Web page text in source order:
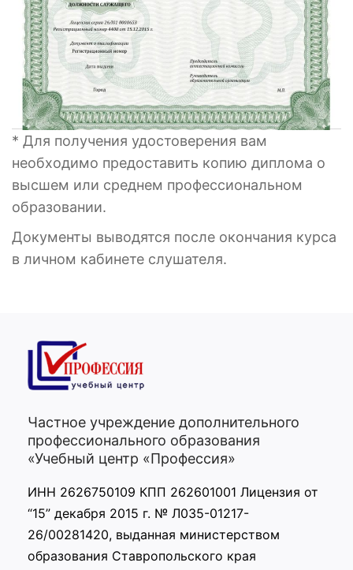
* Для получения удостоверения вам
необходимо предоставить копию диплома о
высшем или среднем профессиональном
образовании.
Документы выводятся после окончания курса
в личном кабинете слушателя.
Частное учреждение дополнительного
профессионального образования
«Учебный центр «Профессия»
ИНН 2626750109 КПП 262601001 Лицензия от
“15” декабря 2015 г. № Л035-01217-
26/00281420, выданная министерством
образования Ставропольского края